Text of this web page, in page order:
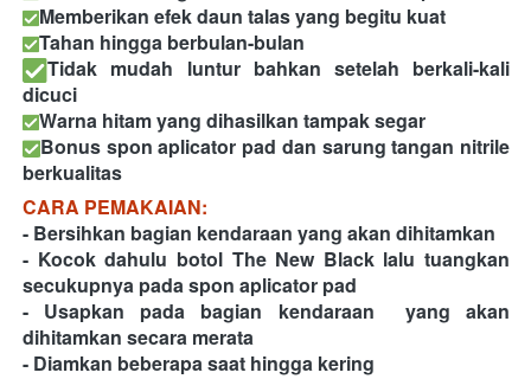
Memberikan efek daun talas yang begitu kuat
Tahan hingga berbulan-bulan
Tidak mudah luntur bahkan setelah berkali-kali
dicuci
Warna hitam yang dihasilkan tampak segar
Bonus spon aplicator pad dan sarung tangan nitrile
berkualitas
CARA PEMAKAIAN:
- Bersihkan bagian kendaraan yang akan dihitamkan
- Kocok dahulu botol The New Black lalu tuangkan
secukupnya pada spon aplicator pad
- Usapkan pada bagian kendaraan  yang akan
dihitamkan secara merata
- Diamkan beberapa saat hingga kering